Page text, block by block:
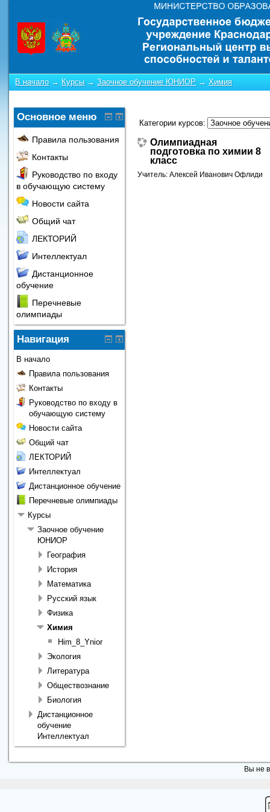
В начало → Курсы → Заочное обучение ЮНИОР → Химия
Категории курсов:
Олимпиадная
подготовка по химии 8
класс
Учитель: Алексей Иванович Офлиди
Основное меню
Правила пользования
Контакты
Руководство по входу
в обучающую систему
Новости сайта
Общий чат
ЛЕКТОРИЙ
Интеллектуал
Дистанционное
обучение
Перечневые
олимпиады
Навигация
В начало
Правила пользования
Контакты
Руководство по входу в
обучающую систему
Новости сайта
Общий чат
ЛЕКТОРИЙ
Интеллектуал
Дистанционное обучение
Перечневые олимпиады
Курсы
Заочное обучение
ЮНИОР
География
История
Математика
Русский язык
Физика
Химия
Him_8_Ynior
Экология
Литература
Обществознание
Биология
Дистанционное
обучение
Интеллектуал
Вы не